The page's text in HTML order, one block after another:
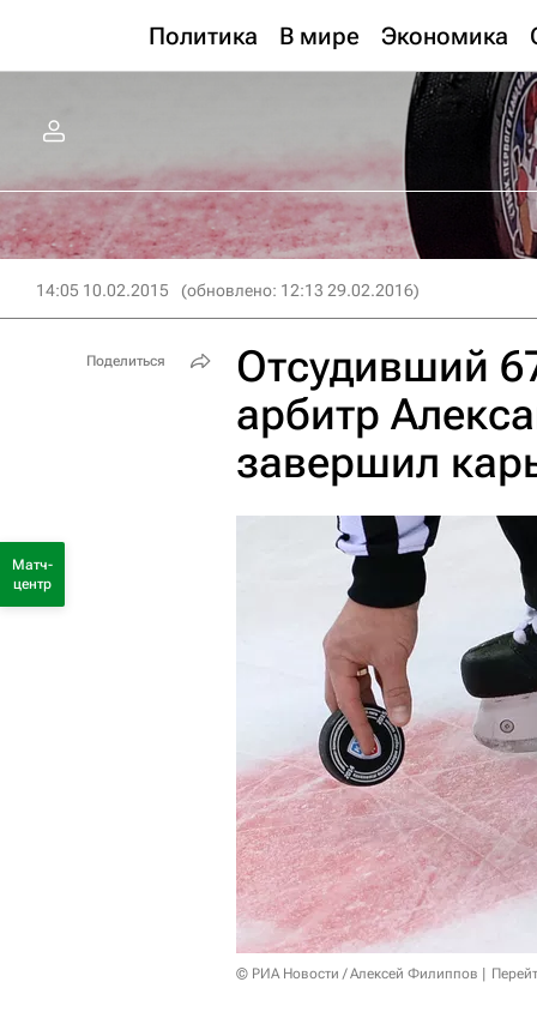
Политика В мире Экономика
14:05 10.02.2015 (обновлено: 12:13 29.02.2016)
Отсудивший
арбитр
завершил
© РИА Новости / Алексей Филиппов
Поделиться
Матч-
центр